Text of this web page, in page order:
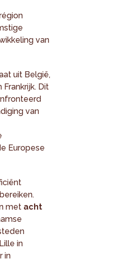
van
uit België,
Dit
van
Europese
met acht
in
in